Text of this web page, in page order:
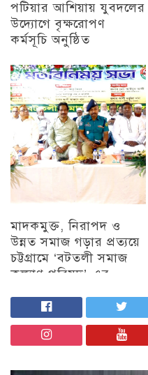
পটিয়ার আশিয়ায় যুবদলের
উদ্যোগে বৃক্ষরোপণ
কর্মসূচি অনুষ্ঠিত
মাদকমুক্ত, নিরাপদ ও
উন্নত সমাজ গড়ার প্রত্যয়ে
চট্টগ্রামে ‘বটতলী সমাজ
কল্যাণ পরিষদ’-এর
চট্টগ্রাম